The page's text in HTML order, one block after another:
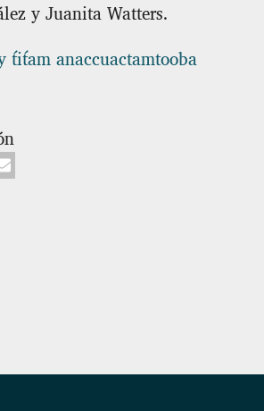
y Juanita Watters.
t́it́am anaccuactamtooba